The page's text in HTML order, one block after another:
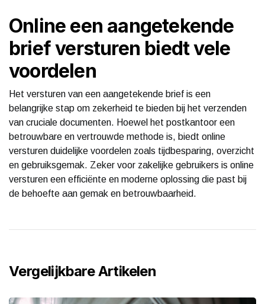
Online een aangetekende
brief versturen biedt vele
voordelen
Het versturen van een aangetekende brief is een
belangrijke stap om zekerheid te bieden bij het verzenden
van cruciale documenten. Hoewel het postkantoor een
betrouwbare en vertrouwde methode is, biedt online
versturen duidelijke voordelen zoals tijdbesparing, overzicht
en gebruiksgemak. Zeker voor zakelijke gebruikers is online
versturen een efficiënte en moderne oplossing die past bij
de behoefte aan gemak en betrouwbaarheid.
Vergelijkbare Artikelen